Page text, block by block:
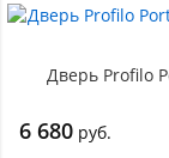
Дверь Profilo
6 680 руб.